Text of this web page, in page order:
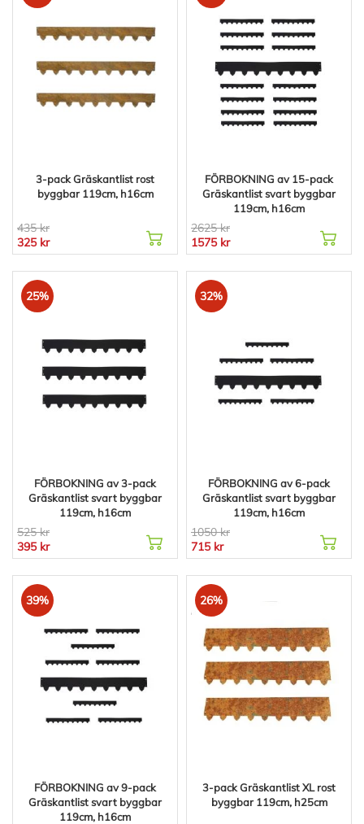
3-pack Gräskantlist rost
byggbar 119cm, h16cm
435 kr
325 kr
FÖRBOKNING av 15-pack
Gräskantlist svart byggbar
119cm, h16cm
2625 kr
1575 kr
25%
FÖRBOKNING av 3-pack
Gräskantlist svart byggbar
119cm, h16cm
525 kr
395 kr
32%
FÖRBOKNING av 6-pack
Gräskantlist svart byggbar
119cm, h16cm
1050 kr
715 kr
39%
FÖRBOKNING av 9-pack
Gräskantlist svart byggbar
119cm, h16cm
26%
3-pack Gräskantlist XL rost
byggbar 119cm, h25cm